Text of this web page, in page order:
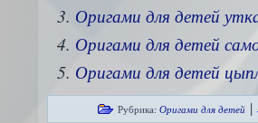
Оригами для детей
Оригами для детей
Оригами для детей
Рубрика: Оригами для детей |